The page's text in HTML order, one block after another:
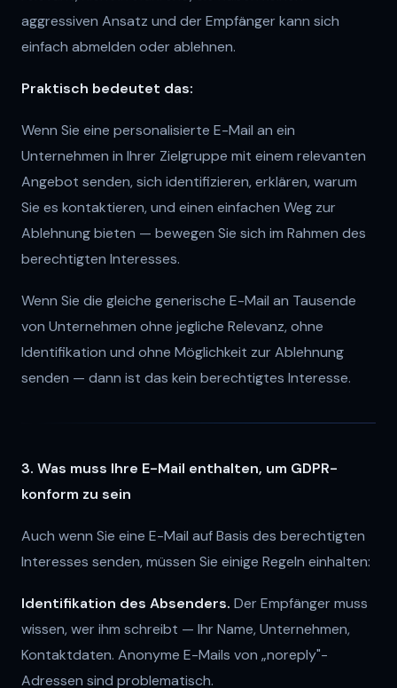
aggressiven Ansatz und der Empfänger kann sich
einfach abmelden oder ablehnen.
Praktisch bedeutet das:
Wenn Sie eine personalisierte E-Mail an ein
Unternehmen in Ihrer Zielgruppe mit einem relevanten
Angebot senden, sich identifizieren, erklären, warum
Sie es kontaktieren, und einen einfachen Weg zur
Ablehnung bieten — bewegen Sie sich im Rahmen des
berechtigten Interesses.
Wenn Sie die gleiche generische E-Mail an Tausende
von Unternehmen ohne jegliche Relevanz, ohne
Identifikation und ohne Möglichkeit zur Ablehnung
senden — dann ist das kein berechtigtes Interesse.
3. Was muss Ihre E-Mail enthalten, um GDPR-
konform zu sein
Auch wenn Sie eine E-Mail auf Basis des berechtigten
Interesses senden, müssen Sie einige Regeln einhalten:
Identifikation des Absenders. Der Empfänger muss
wissen, wer ihm schreibt — Ihr Name, Unternehmen,
Kontaktdaten. Anonyme E-Mails von „noreply"-
Adressen sind problematisch.